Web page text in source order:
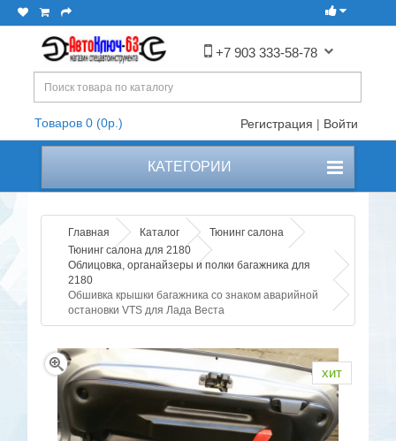
+7 903 333-58-78
Товаров 0 (0р.) Регистрация | Войти
КАТЕГОРИИ
Главная Каталог
Тюнинг салона
Тюнинг салона для 2180
Облицовка, органайзеры и полки багажника для
2180
Обшивка крышки багажника со знаком аварийной
остановки VTS для Лада Веста
хит